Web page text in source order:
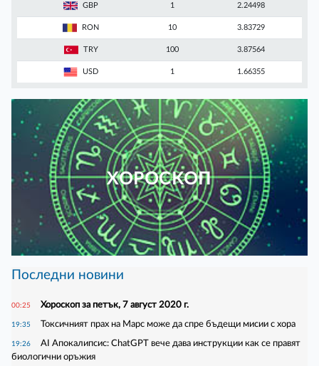
GBP 1 2.24498
RON 10 3.83729
TRY 100 3.87564
USD 1 1.66355
ХОРОСКОП
Последни новини
00:25 Хороскоп за петък, 7 август 2020 г.
19:35 Токсичният прах на Марс може да спре бъдещи мисии с хора
19:26
AI Апокалипсис: ChatGPT вече дава инструкции как се правят
биологични оръжия